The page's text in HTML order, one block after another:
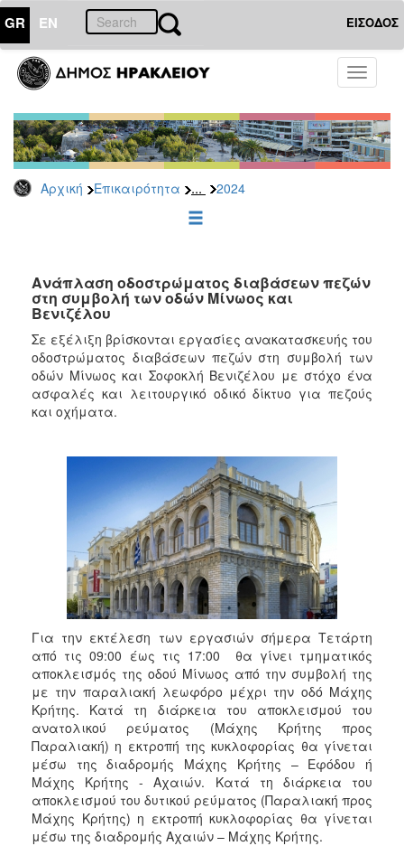
GR EN ΕΙΣΟΔΟΣ
Toggle
Αρχική Επικαιρότητα ... 2024
ΕΠΙΚΑΙΡΟΤΗΤΑ
Τύπου
Αρχείο
2026
2025
2022
2021
2020
2019
2018
2017
2013
2012
2011
2010
2006
ΔΗΜΟΤΗΣ
ΕΠΙΣΚΕΠΤΗΣ
ΗΡΑΚΛΕΙΟ
Ανάπλαση οδοστρώματος διαβάσεων πεζών
στη συμβολή των οδών Μίνωος και
Βενιζέλου
Σε εξέλιξη βρίσκονται εργασίες ανακατασκευής του
οδοστρώματος διαβάσεων πεζών στη συμβολή των
οδών Μίνωος και Σοφοκλή Βενιζέλου με στόχο ένα
ασφαλές και λειτουργικό οδικό δίκτυο για πεζούς
και οχήματα.
Για την εκτέλεση των εργασιών σήμερα Τετάρτη
από τις 09:00 έως τις 17:00 θα γίνει τμηματικός
αποκλεισμός της οδού Μίνωος από την συμβολή της
με την παραλιακή λεωφόρο μέχρι την οδό Μάχης
Κρήτης. Κατά τη διάρκεια του αποκλεισμού του
ανατολικού ρεύματος (Μάχης Κρήτης προς
Παραλιακή) η εκτροπή της κυκλοφορίας θα γίνεται
μέσω της διαδρομής Μάχης Κρήτης – Εφόδου ή
Μάχης Κρήτης - Αχαιών. Κατά τη διάρκεια του
αποκλεισμού του δυτικού ρεύματος (Παραλιακή προς
Μάχης Κρήτης) η εκτροπή κυκλοφορίας θα γίνεται
μέσω της διαδρομής Αχαιών – Μάχης Κρήτης.